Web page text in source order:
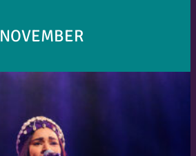
NOVEMBER